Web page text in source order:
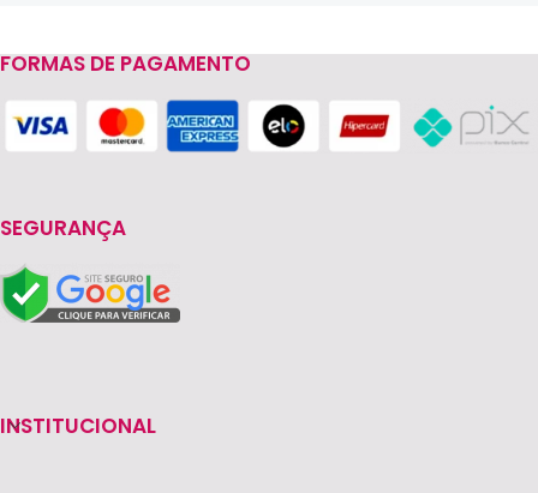
Read more
FORMAS DE PAGAMENTO
SEGURANÇA
INSTITUCIONAL